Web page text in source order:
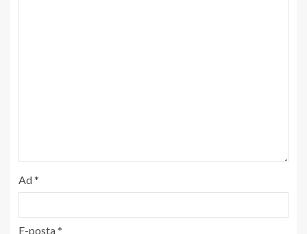
Ad*
E-posta*